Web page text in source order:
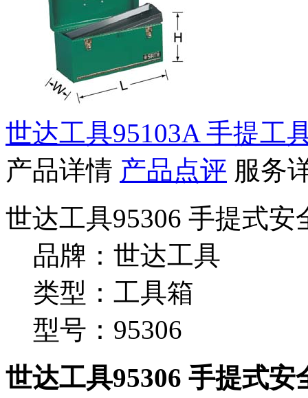
世达工具95103A 手提工
产品详情 产品点评 服务
世达工具95306 手提式
品牌：世达工具
类型：工具箱
型号：95306
世达工具95306 手提式